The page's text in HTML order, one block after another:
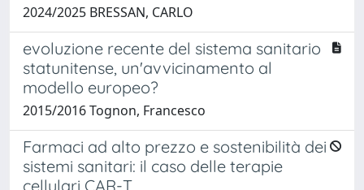
2024/2025 BRESSAN, CARLO
evoluzione recente del sistema sanitario
statunitense, un'avvicinamento al
modello europeo?
2015/2016 Tognon, Francesco
Farmaci ad alto prezzo e sostenibilità dei
sistemi sanitari: il caso delle terapie
cellulari CAR-T